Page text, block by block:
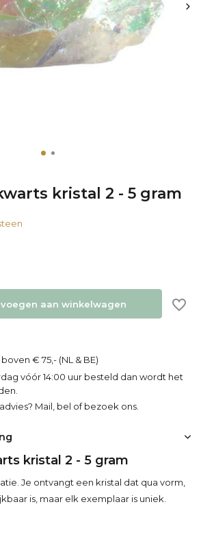
kristal 2 - 5 gram
aan winkelwagen
€ 75,- (NL & BE)
vóór 14:00 uur besteld dan wordt het
Mail, bel of bezoek ons.
kristal 2 - 5 gram
Je ontvangt een kristal dat qua vorm,
is, maar elk exemplaar is uniek.